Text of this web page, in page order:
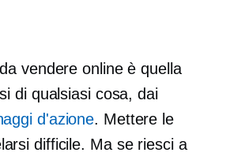
vendere online è quella
di qualsiasi cosa, dai
d'azione. Mettere le
difficile. Ma se riesci a